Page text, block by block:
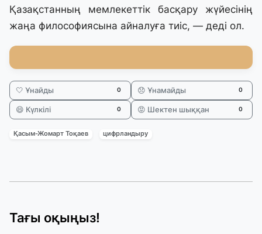
Қазақстанның мемлекеттік басқару жүйесінің
жаңа философиясына айналуға тиіс, — деді ол.
🤍 Ұнайды 0 😞 Ұнамайды 0
😄 Күлкілі 0 😡 Шектен шыққан 0
Қасым-Жомарт Тоқаев цифрландыру
Тағы оқыңыз!